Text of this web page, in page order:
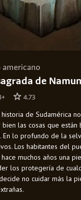
americano
de
+ 4.73
de Sudamérica
las cosas que están
En lo profundo de la
Los habitantes del
muchos años una
los protegería de
no cuidar más la